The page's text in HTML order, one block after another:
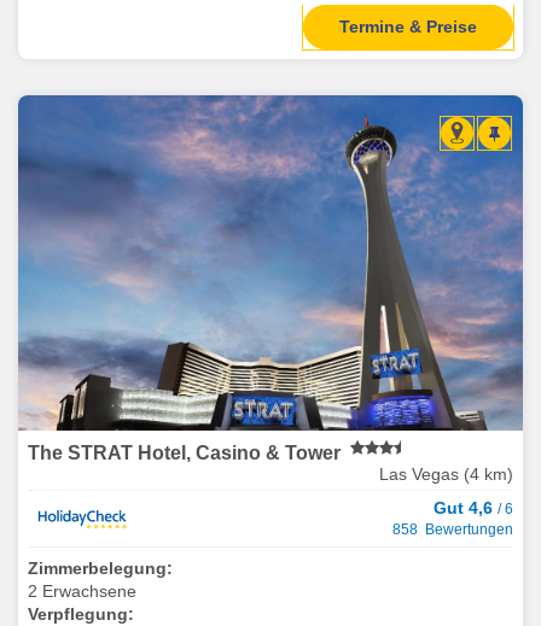
Termine & Preise
The STRAT Hotel, Casino & Tower
Las Vegas (4 km)
Gut 4,6 / 6
858 Bewertungen
Zimmerbelegung:
2 Erwachsene
Verpflegung: